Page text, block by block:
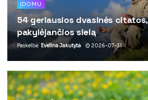
ĮDOMU
54 geriausios dvasinės citatos,
pakylėjančios sielą
Paskelbė Evelina Jakutytė 2026-07-31